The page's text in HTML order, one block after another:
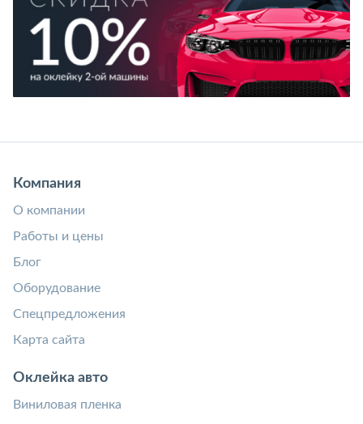
Компания
О компании
Работы и цены
Блог
Оборудование
Спецпредложения
Карта сайта
Оклейка авто
Виниловая пленка